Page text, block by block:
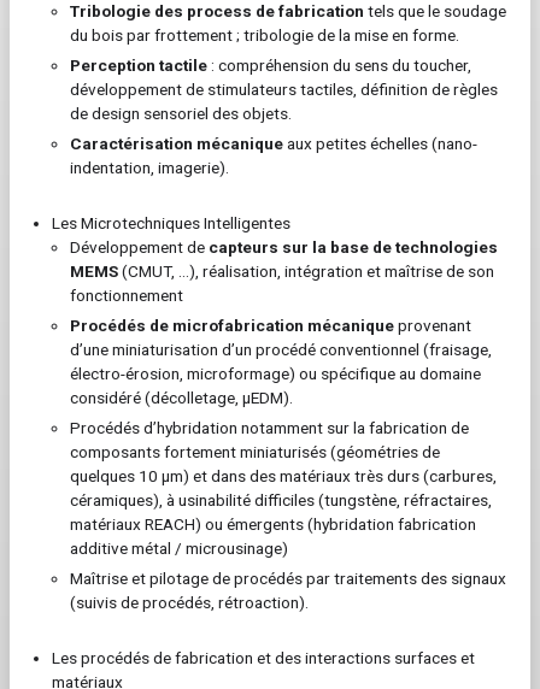
Tribologie des process de fabrication tels que le soudage
du bois par frottement ; tribologie de la mise en forme.
Perception tactile : compréhension du sens du toucher,
développement de stimulateurs tactiles, définition de règles
de design sensoriel des objets.
Caractérisation mécaniqueaux petites échelles (nano-
indentation, imagerie).
Les Microtechniques Intelligentes
Développement de capteurs sur la base de technologies
MEMS(CMUT, ...), réalisation, intégration et maîtrise de son
fonctionnement
Procédés de microfabrication mécaniqueprovenant
d’une miniaturisation d’un procédé conventionnel (fraisage,
électro-érosion, microformage) ou spécifique au domaine
considéré (décolletage, µEDM).
Procédés d’hybridation notamment sur la fabrication de
composants fortement miniaturisés (géométries de
quelques 10 µm) et dans des matériaux très durs (carbures,
céramiques), à usinabilité difficiles (tungstène, réfractaires,
matériaux REACH) ou émergents (hybridation fabrication
additive métal / microusinage)
Maîtrise et pilotage de procédés par traitements des signaux
(suivis de procédés, rétroaction).
Les procédés de fabrication et des interactions surfaces et
matériaux